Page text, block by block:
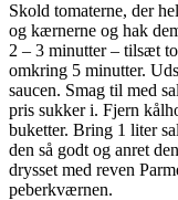
Skold tomaterne, der
og kærnerne og hak
2 – 3 minutter – tilsæt
omkring 5 minutter.
saucen. Smag til med
pris sukker i. Fjern
buketter. Bring 1 liter
den så godt og anret
drysset med reven
peberkværnen.